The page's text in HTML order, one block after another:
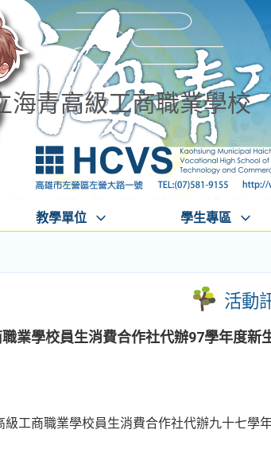
海青高級工商職業學校
教學單位 學生專區
活動
業學校員生消費合作社代辦97學年度新
級工商職業學校員生消費合作社代辦九十七學